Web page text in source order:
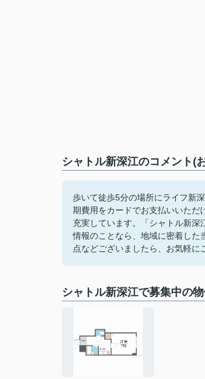
シャトル新深江のコメント(
歩いて徒歩5分の場所にライフ新
期費用をカードでお支払いいただ
充実しています。「シャトル新
情報のことなら、地域に密着した
点などございましたら、お気軽に
シャトル新深江で募集中の